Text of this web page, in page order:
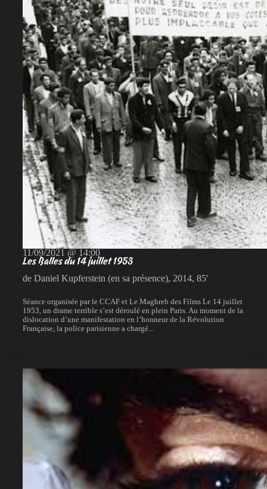
11/09/2021 @ 14:00
Les Balles du 14 juillet 1953
de Daniel Kupferstein (en sa présence), 2014, 85'
Séance organisée par le CCAF et Le Maghreb des Films Le 14 juillet
1953, un drame terrible s’est déroulé en plein Paris. Au moment de la
dislocation d’une manifestation en l’honneur de la Révolution
Française, la police parisienne a chargé...